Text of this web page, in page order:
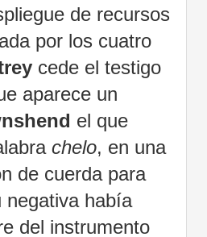
de recursos
por los cuatro
cede el testigo
aparece un
el que
chelo, en una
de cuerda para
negativa había
del instrumento